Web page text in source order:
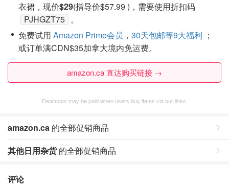
衣裙，现价$29(指导价$57.99 )，需要使用折扣码
PJHGZT75 。
免费试用 Amazon Prime会员 ， 30天包邮等9大福利 ；
或订单满CDN$35加拿大境内免运费。
amazon.ca 直达购买链接 →
Dealmoon may be paid when users buy items via our links.
amazon.ca 的全部促销商品
其他日用杂货的全部促销商品
评论